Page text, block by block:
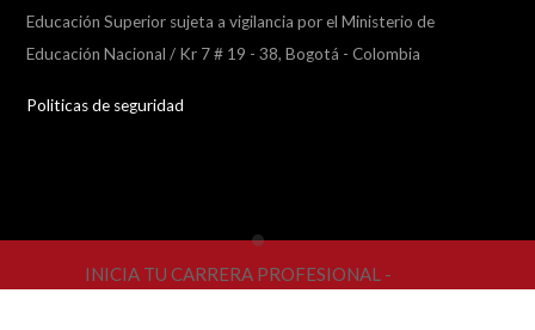
Educación Superior sujeta a vigilancia por el Ministerio de
Educación Nacional / Kr 7 # 19 - 38, Bogotá - Colombia
Politicas de seguridad
INICIA TU CARRERA PROFESIONAL -
Collapse
player